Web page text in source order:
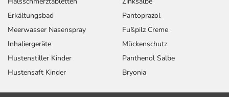
Erkältungsbad
Meerwasser Nasenspray
Inhaliergeräte
Hustenstiller Kinder
Hustensaft Kinder
Pantoprazol
Fußpilz Creme
Mückenschutz
Panthenol Salbe
Bryonia